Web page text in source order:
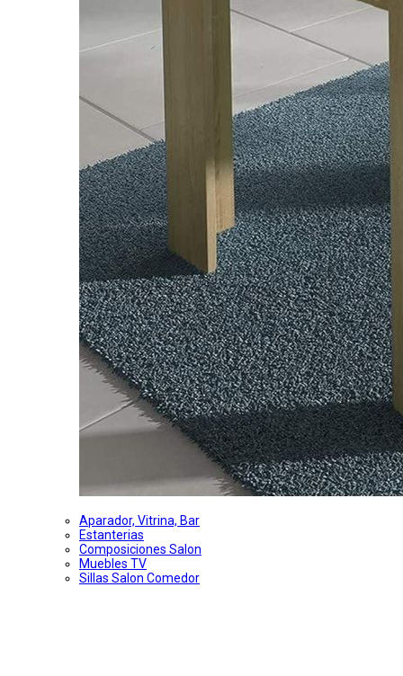
Aparador, Vitrina, Bar
Estanterias
Composiciones Salon
Muebles TV
Sillas Salon Comedor